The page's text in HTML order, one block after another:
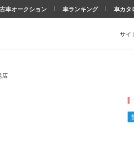
サイ
車オークション 車ランキング 車カタ
店